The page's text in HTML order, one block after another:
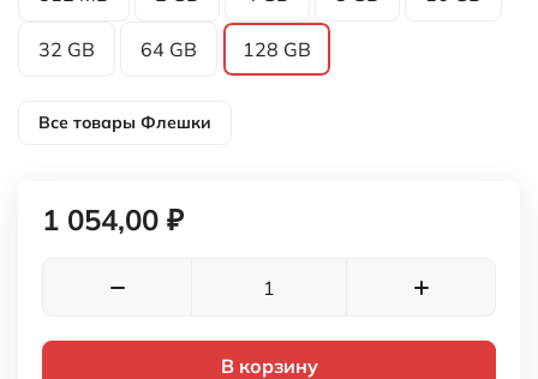
32 GB 64 GB 128 GB
Все товары Флешки
1 054,00 ₽
В корзину